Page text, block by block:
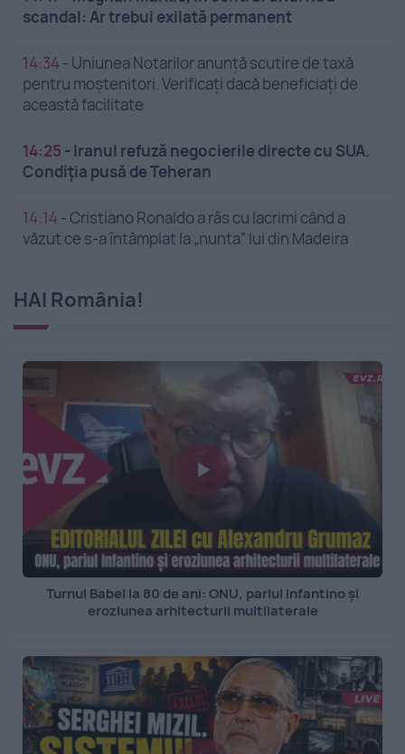
scandal: Ar trebui exilată permanent
14:34 - Uniunea Notarilor anunță scutire de taxă
pentru moștenitori. Verificați dacă beneficiați de
această facilitate
14:25 - Iranul refuză negocierile directe cu SUA.
Condiția pusă de Teheran
14:14 -Cristiano Ronaldo a râs cu lacrimi când a
văzut ce s-a întâmplat la „nunta” lui din Madeira
HAI România!
Turnul Babel la 80 de ani: ONU, pariul Infantino și
eroziunea arhitecturii multilaterale